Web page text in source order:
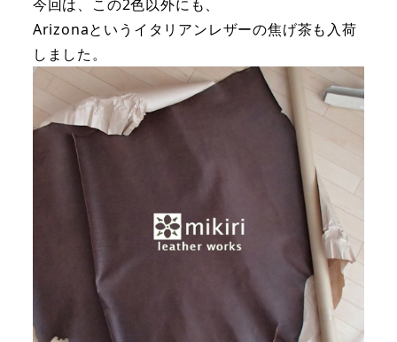
今回は、この2色以外にも、
Arizonaというイタリアンレザーの焦げ茶も入荷
しました。